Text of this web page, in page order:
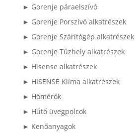
► Gorenje páraelszívó
► Gorenje Porszívó alkatrészek
► Gorenje Szárítógép alkatrészek
► Gorenje Tűzhely alkatrészek
► Hisense alkatrészek
► HISENSE Klíma alkatrészek
► Hőmérők
► Hűtő üvegpolcok
► Kenőanyagok